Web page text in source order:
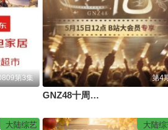
第3集 第4
GNZ48十周年《拾忆》纪念片
大陆综艺 大陆